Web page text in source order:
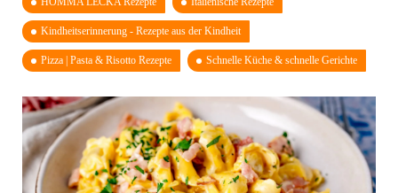
Kindheits­erinnerung - Rezepte aus der Kindheit
Pizza | Pasta & Risotto Rezepte Schnelle Küche & schnelle Gerichte